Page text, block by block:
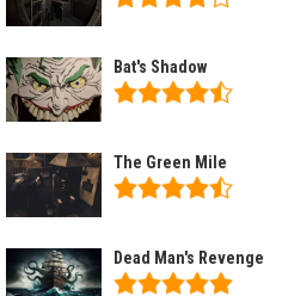
Bat's Shadow
The Green Mile
Dead Man's Revenge